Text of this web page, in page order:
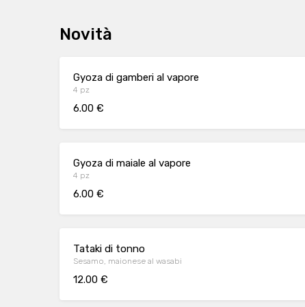
Novità
Gyoza di gamberi al vapore
4 pz
6.00 €
Gyoza di maiale al vapore
4 pz
6.00 €
Tataki di tonno
Sesamo, maionese al wasabi
12.00 €